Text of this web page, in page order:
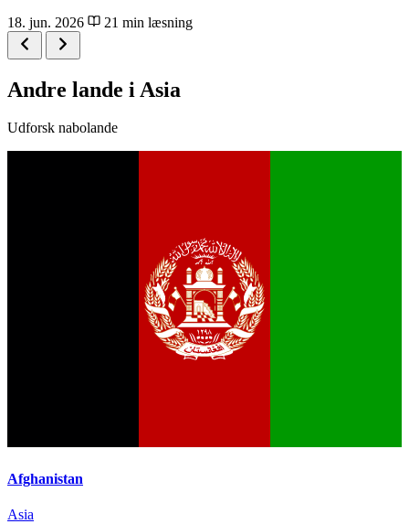
18. jun. 2026
21 min læsning
Andre lande i Asia
Udforsk nabolande
Afghanistan
Asia